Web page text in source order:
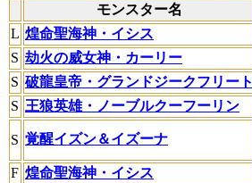
モンスター名
L 煌命聖海神・イシス
S 劫火の威女神・カーリー
S 破龍皇帝・グランドジークフリート
S 王狼英雄・ノーブルクーフーリン
S 覚醒イズン＆イズーナ
F 煌命聖海神・イシス